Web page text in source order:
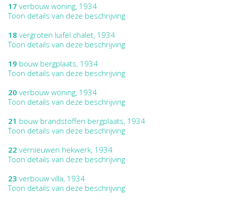
17 verbouw woning, 1934
Toon details van deze beschrijving
18 vergroten luifel chalet, 1934
Toon details van deze beschrijving
19 bouw bergplaats, 1934
Toon details van deze beschrijving
20 verbouw woning, 1934
Toon details van deze beschrijving
21 bouw brandstoffen bergplaats, 1934
Toon details van deze beschrijving
22 vernieuwen hekwerk, 1934
Toon details van deze beschrijving
23 verbouw villa, 1934
Toon details van deze beschrijving